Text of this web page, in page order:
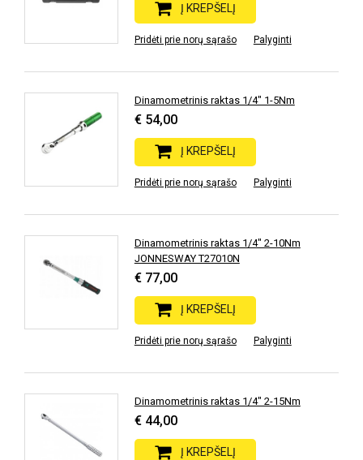
Į KREPŠELĮ
Pridėti prie norų sąrašo Palyginti
Dinamometrinis raktas 1/4" 1-5Nm
€ 54,00
Į KREPŠELĮ
Pridėti prie norų sąrašo Palyginti
Dinamometrinis raktas 1/4" 2-10Nm
JONNESWAY T27010N
€ 77,00
Į KREPŠELĮ
Pridėti prie norų sąrašo Palyginti
Dinamometrinis raktas 1/4" 2-15Nm
€ 44,00
Į KREPŠELĮ